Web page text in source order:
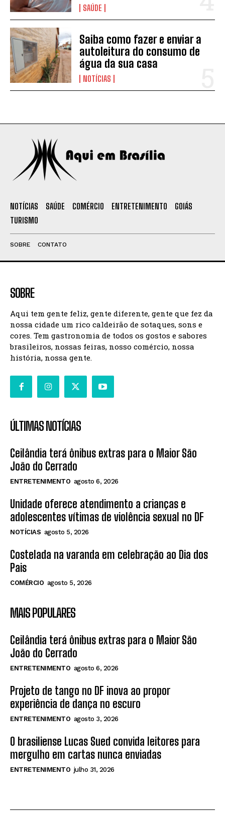
SAÚDE
Saiba como fazer e enviar a
autoleitura do consumo de
água da sua casa
NOTÍCIAS
NOTÍCIAS SAÚDE COMÉRCIO ENTRETENIMENTO
GOIÁS
TURISMO
SOBRE CONTATO
SOBRE
Aqui tem gente feliz, gente diferente, gente que fez da
nossa cidade um rico caldeirão de sotaques, sons e
cores. Tem gastronomia de todos os gostos e sabores
brasileiros, nossas feiras, nosso comércio, nossa
história, nossa gente.
ÚLTIMAS NOTÍCIAS
Ceilândia terá ônibus extras para o Maior São
João do Cerrado
ENTRETENIMENTO agosto 6, 2026
Unidade oferece atendimento a crianças e
adolescentes vítimas de violência sexual no DF
NOTÍCIAS agosto 5, 2026
Costelada na varanda em celebração ao Dia dos
Pais
COMÉRCIO agosto 5, 2026
MAIS POPULARES
Ceilândia terá ônibus extras para o Maior São
João do Cerrado
ENTRETENIMENTO agosto 6, 2026
Projeto de tango no DF inova ao propor
experiência de dança no escuro
ENTRETENIMENTO agosto 3, 2026
O brasiliense Lucas Sued convida leitores para
mergulho em cartas nunca enviadas
ENTRETENIMENTO julho 31, 2026